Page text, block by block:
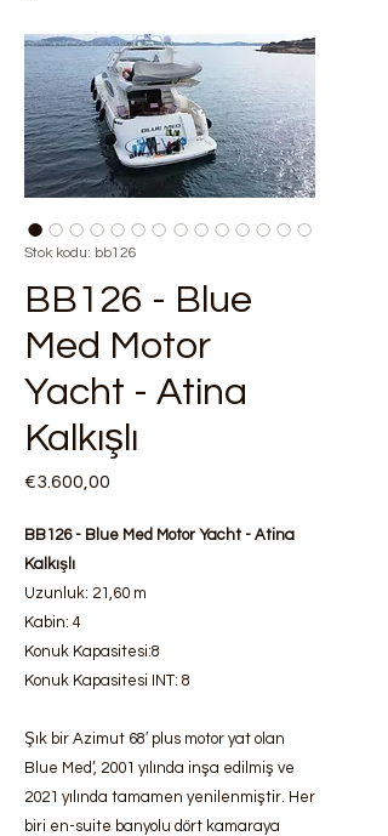
Stok kodu: bb126
BB126 - Blue
Med Motor
Yacht - Atina
Kalkışlı
€3.600,00
BB126 - Blue Med Motor Yacht - Atina
Kalkışlı
Uzunluk: 21,60 m
​​​​​​​Kabin: 4
​​​​​​​Konuk Kapasitesi:8
Konuk Kapasitesi INT: 8
Şık bir Azimut 68′ plus motor yat olan
Blue Med’, 2001 yılında inşa edilmiş ve
2021 yılında tamamen yenilenmiştir. Her
biri en-suite banyolu dört kamaraya